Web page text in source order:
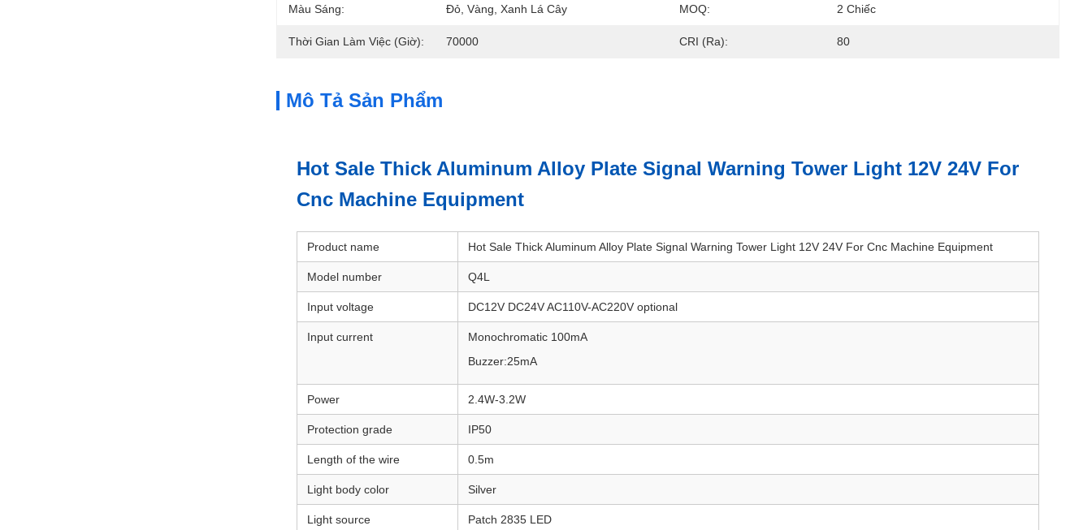
Màu Sáng: Đỏ, Vàng, Xanh Lá Cây MOQ: 2 Chiếc
Thời Gian Làm Việc (giờ): 70000 CRI (Ra): 80
Mô Tả Sản Phẩm
Hot Sale Thick Aluminum Alloy Plate Signal Warning Tower Light 12V 24V For
Cnc Machine Equipment
Product name Hot Sale Thick Aluminum Alloy Plate Signal Warning Tower Light 12V 24V For Cnc Machine Equipment
Model number Q4L
Input voltage DC12V DC24V AC110V-AC220V optional
Input current
Monochromatic 100mA
Buzzer:25mA
Power 2.4W-3.2W
Protection grade IP50
Length of the wire 0.5m
Light body color Silver
Light source Patch 2835 LED